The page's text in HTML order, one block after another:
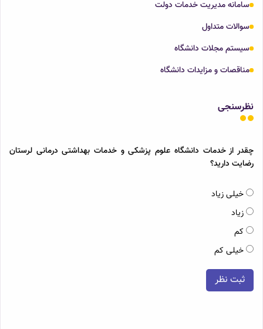
سامانه مدیریت خدمات دولت
سوالات متداول
سیستم مجلات دانشگاه
مناقصات و مزایدات دانشگاه
نظرسنجی
چقدر از خدمات دانشگاه علوم پزشکی و خدمات بهداشتی درمانی لرستان
رضایت دارید؟
خیلی زیاد
زیاد
کم
خیلی کم
ثبت نظر